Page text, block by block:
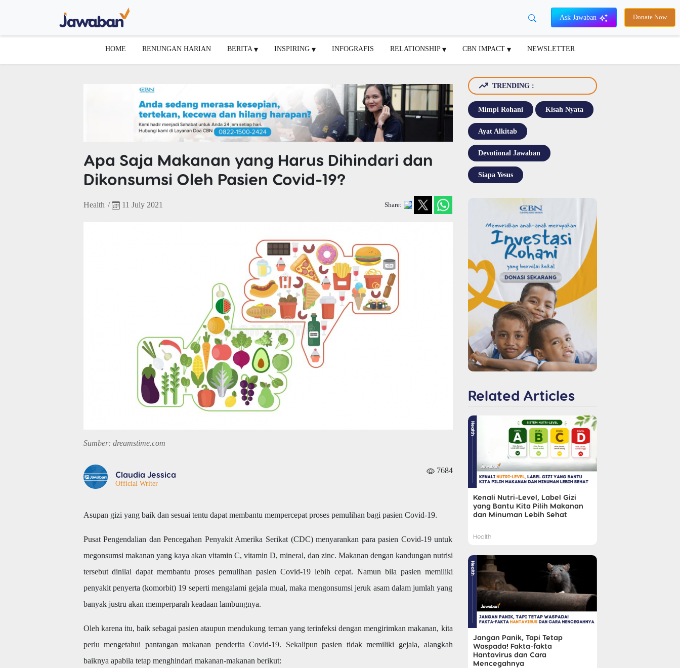
Ask Jawaban Donate Now
HOME RENUNGAN HARIAN BERITA INSPIRING INFOGRAFIS RELATIONSHIP CBN IMPACT NEWSLETTER
Apa Saja Makanan yang Harus Dihindari dan
Dikonsumsi Oleh Pasien Covid-19?
Health / 11 July 2021 Share:
Sumber: dreamstime.com
Claudia Jessica
Official Writer
7684
Asupan gizi yang baik dan sesuai tentu dapat membantu mempercepat proses pemulihan bagi pasien Covid-19.
Pusat Pengendalian dan Pencegahan Penyakit Amerika Serikat (CDC) menyarankan para pasien Covid-19 untuk
megonsumsi makanan yang kaya akan vitamin C, vitamin D, mineral, dan zinc. Makanan dengan kandungan nutrisi
tersebut dinilai dapat membantu proses pemulihan pasien Covid-19 lebih cepat. Namun bila pasien memiliki
penyakit penyerta (komorbit) 19 seperti mengalami gejala mual, maka mengonsumsi jeruk asam dalam jumlah yang
banyak justru akan memperparah keadaan lambungnya.
Oleh karena itu, baik sebagai pasien ataupun mendukung teman yang terinfeksi dengan mengirimkan makanan, kita
perlu mengetahui pantangan makanan penderita Covid-19. Sekalipun pasien tidak memiliki gejala, alangkah
baiknya apabila tetap menghindari makanan-makanan berikut:
TRENDING :
Mimpi Rohani Kisah Nyata
Ayat Alkitab
Devotional Jawaban
Siapa Yesus
Related Articles
Kenali Nutri-Level, Label Gizi
yang Bantu Kita Pilih Makanan
dan Minuman Lebih Sehat
Health
Jangan Panik, Tapi Tetap
Waspada! Fakta-fakta
Hantavirus dan Cara
Mencegahnya